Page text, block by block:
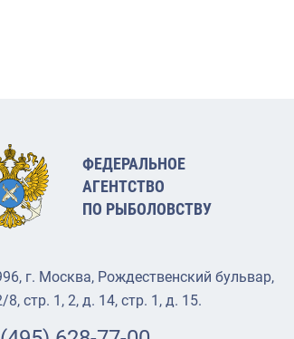
ФЕДЕРАЛЬНОЕ
АГЕНТСТВО
ПО РЫБОЛОВСТВУ
г. Москва, Рождественский бульвар,
8, стр. 1, 2, д. 14, стр. 1, д. 15.